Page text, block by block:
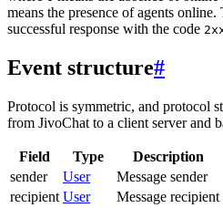
means the presence of agents
successful response with the code
Event structure#
Protocol is symmetric, and protocol
from JivoChat to a client server and
Field Type
Description
sender
User
Message sender
recipient User
Message recipient